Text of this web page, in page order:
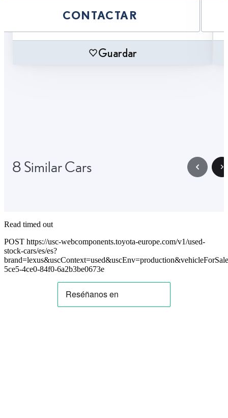
CONTACTAR
Guardar
8 Similar Cars
Read timed out
POST https://usc-webcomponents.toyota-europe.com/v1/used-
stock-cars/es/es?
5ce5-4ce0-84f0-6a2b3be0673e